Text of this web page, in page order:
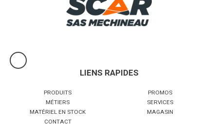
LIENS RAPIDES
PRODUITS
PROMOS
MÉTIERS
SERVICES
MATÉRIEL EN STOCK
MAGASIN
CONTACT